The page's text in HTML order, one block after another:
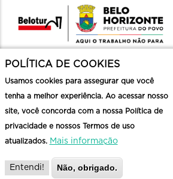
@ Copyright Belotur 2026. All
POLÍTICA DE COOKIES
Usamos cookies para assegurar que você
tenha a melhor experiência. Ao acessar nosso
site, você concorda com a nossa Política de
privacidade e nossos Termos de uso
atualizados. Mais informação
Entendi! Não, obrigado.